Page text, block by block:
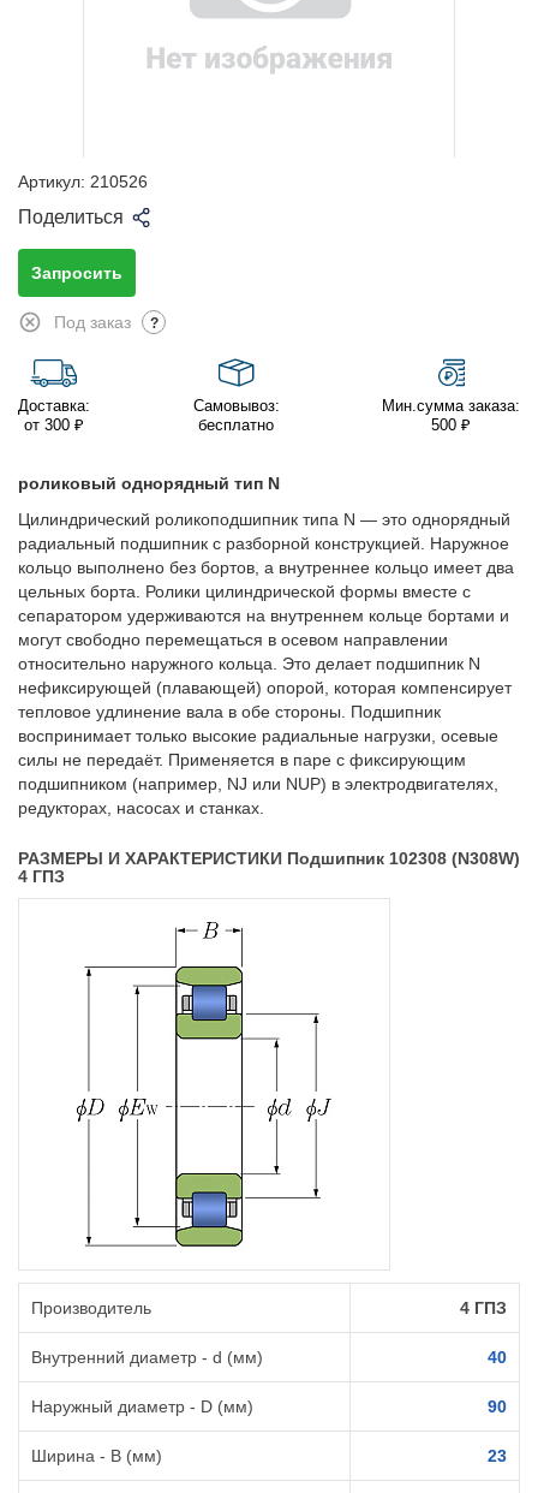
Артикул: 210526
Поделиться
Запросить
Под заказ ?
Доставка:
от 300 ₽
Самовывоз:
бесплатно
Мин.сумма заказа:
500 ₽
роликовый однорядный тип N
Цилиндрический роликоподшипник типа N — это однорядный
радиальный подшипник с разборной конструкцией. Наружное
кольцо выполнено без бортов, а внутреннее кольцо имеет два
цельных борта. Ролики цилиндрической формы вместе с
сепаратором удерживаются на внутреннем кольце бортами и
могут свободно перемещаться в осевом направлении
относительно наружного кольца. Это делает подшипник N
нефиксирующей (плавающей) опорой, которая компенсирует
тепловое удлинение вала в обе стороны. Подшипник
воспринимает только высокие радиальные нагрузки, осевые
силы не передаёт. Применяется в паре с фиксирующим
подшипником (например, NJ или NUP) в электродвигателях,
редукторах, насосах и станках.
РАЗМЕРЫ И ХАРАКТЕРИСТИКИ Подшипник 102308 (N308W)
4 ГПЗ
Производитель 4 ГПЗ
Внутренний диаметр - d (мм) 40
Наружный диаметр - D (мм) 90
Ширина - B (мм) 23